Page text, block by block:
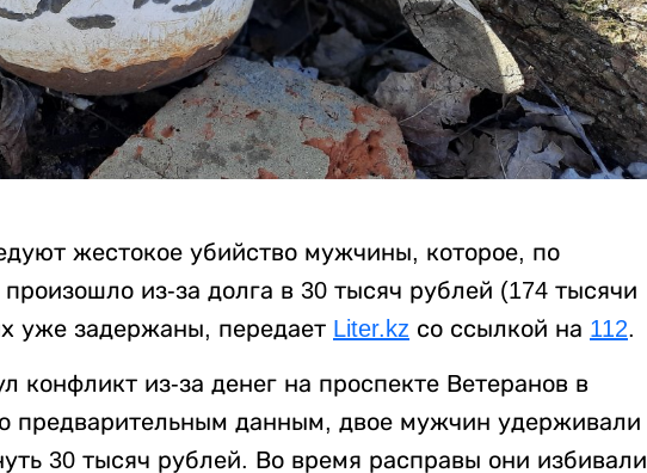
жестокое убийство мужчины, которое, по
из-за долга в 30 тысяч рублей (174 тысячи
уже задержаны, передает Liter.kz со ссылкой на 112.
из-за денег на проспекте Ветеранов в
предварительным данным, двое мужчин удерживали
30 тысяч рублей. Во время расправы они избивали